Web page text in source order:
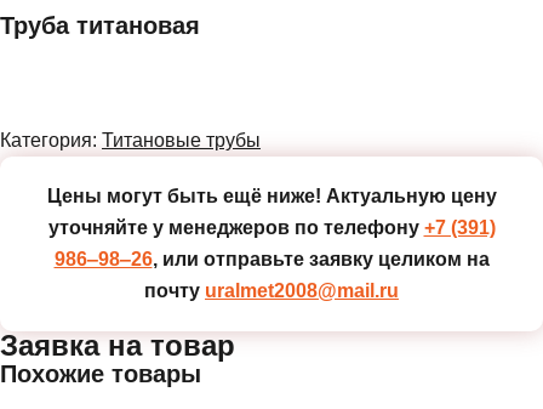
Труба титановая
Категория: Титановые трубы
Цены могут быть ещё ниже! Актуальную цену
уточняйте у менеджеров по телефону +7 (391)
986‒98‒26, или отправьте заявку целиком на
почту uralmet2008@mail.ru
Заявка на товар
Похожие товары